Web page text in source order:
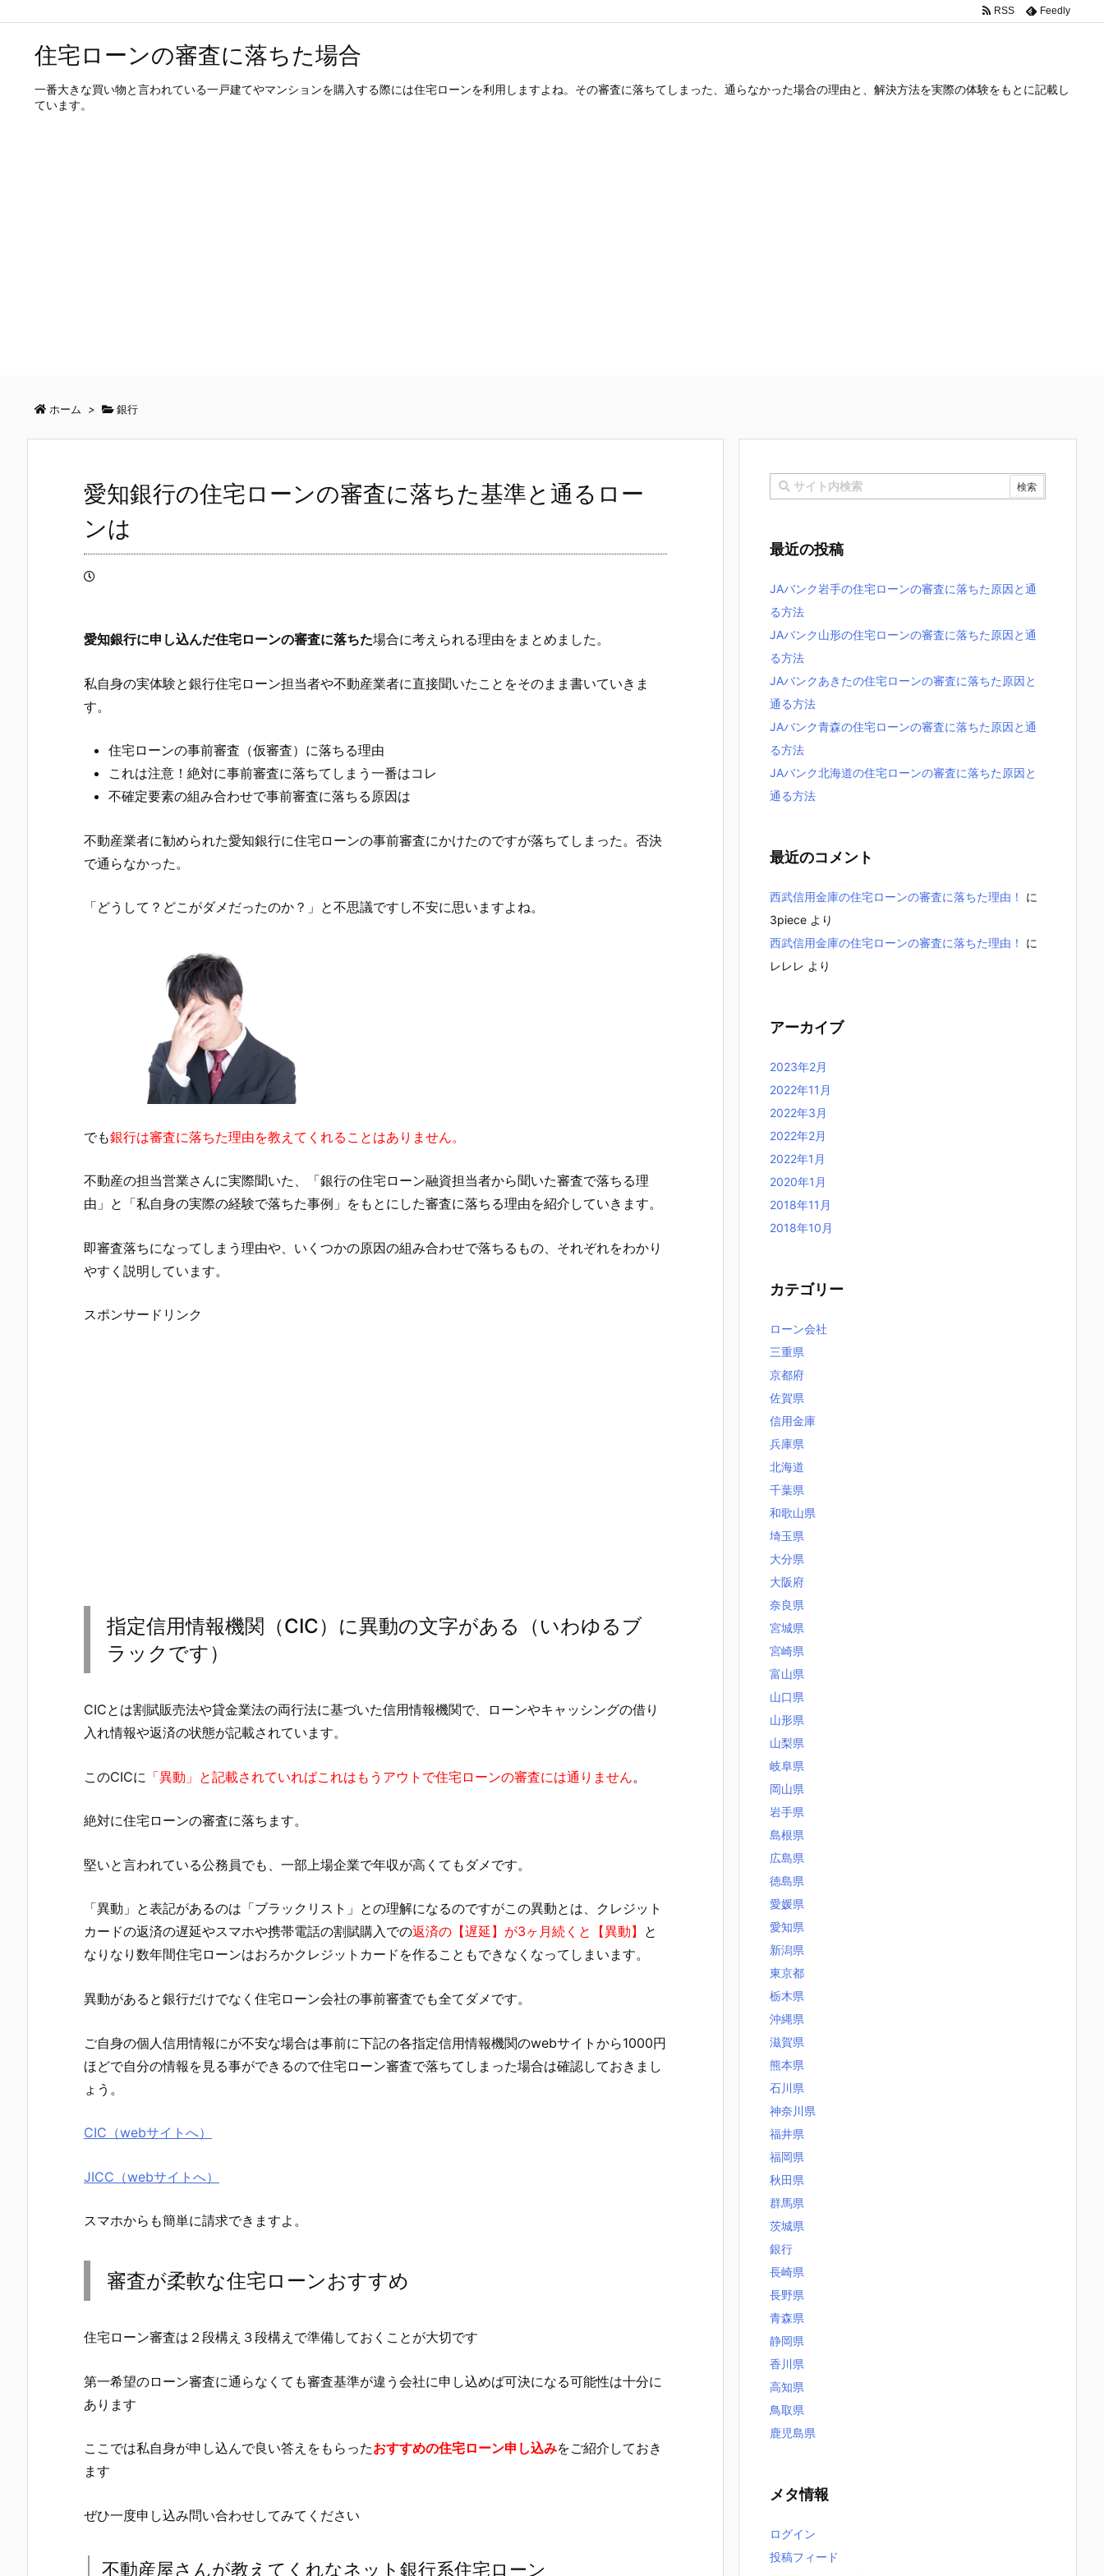
RSS Feedly
住宅ローンの審査に落ちた場合
一番大きな買い物と言われている一戸建てやマンションを購入する際には住宅ローンを利用しますよね。その審査に落ちてしまった、通らなかった場合の理由と、解決方法を実際の体験をもとに記載し
ています。
ホーム > 銀行
愛知銀行の住宅ローンの審査に落ちた基準と通るロー
ンは
愛知銀行に申し込んだ住宅ローンの審査に落ちた場合に考えられる理由をまとめました。
私自身の実体験と銀行住宅ローン担当者や不動産業者に直接聞いたことをそのまま書いていきま
す。
住宅ローンの事前審査（仮審査）に落ちる理由
これは注意！絶対に事前審査に落ちてしまう一番はコレ
不確定要素の組み合わせで事前審査に落ちる原因は
不動産業者に勧められた愛知銀行に住宅ローンの事前審査にかけたのですが落ちてしまった。否決
で通らなかった。
「どうして？どこがダメだったのか？」と不思議ですし不安に思いますよね。
でも銀行は審査に落ちた理由を教えてくれることはありません。
不動産の担当営業さんに実際聞いた、「銀行の住宅ローン融資担当者から聞いた審査で落ちる理
由」と「私自身の実際の経験で落ちた事例」をもとにした審査に落ちる理由を紹介していきます。
即審査落ちになってしまう理由や、いくつかの原因の組み合わせで落ちるもの、それぞれをわかり
やすく説明しています。
スポンサードリンク
指定信用情報機関（CIC）に異動の文字がある（いわゆるブ
ラックです）
CICとは割賦販売法や貸金業法の両行法に基づいた信用情報機関で、ローンやキャッシングの借り
入れ情報や返済の状態が記載されています。
このCICに 「異動」と記載されていればこれはもうアウトで住宅ローンの審査には通りません。
絶対に住宅ローンの審査に落ちます。
堅いと言われている公務員でも、一部上場企業で年収が高くてもダメです。
「異動」と表記があるのは「ブラックリスト」との理解になるのですがこの異動とは、クレジット
カードの返済の遅延やスマホや携帯電話の割賦購入での返済の【遅延】が3ヶ月続くと【異動】 と
なりなり数年間住宅ローンはおろかクレジットカードを作ることもできなくなってしまいます。
異動があると銀行だけでなく住宅ローン会社の事前審査でも全てダメです。
ご自身の個人信用情報にが不安な場合は事前に下記の各指定信用情報機関のwebサイトから1000円
ほどで自分の情報を見る事ができるので住宅ローン審査で落ちてしまった場合は確認しておきまし
ょう。
CIC（webサイトへ）
JICC（webサイトへ）
スマホからも簡単に請求できますよ。
審査が柔軟な住宅ローンおすすめ
住宅ローン審査は２段構え３段構えで準備しておくことが大切です
第一希望のローン審査に通らなくても審査基準が違う会社に申し込めば可決になる可能性は十分に
あります
ここでは私自身が申し込んで良い答えをもらったおすすめの住宅ローン申し込みをご紹介しておき
ます
ぜひ一度申し込み問い合わせしてみてください
不動産屋さんが教えてくれなネット銀行系住宅ローン
最近の投稿
JAバンク岩手の住宅ローンの審査に落ちた原因と通
る方法
JAバンク山形の住宅ローンの審査に落ちた原因と通
る方法
JAバンクあきたの住宅ローンの審査に落ちた原因と
通る方法
JAバンク青森の住宅ローンの審査に落ちた原因と通
る方法
JAバンク北海道の住宅ローンの審査に落ちた原因と
通る方法
最近のコメント
西武信用金庫の住宅ローンの審査に落ちた理由！
に
3piece より
西武信用金庫の住宅ローンの審査に落ちた理由！
に
レレレ より
アーカイブ
2023年2月
2022年11月
2022年3月
2022年2月
2022年1月
2020年1月
2018年11月
2018年10月
カテゴリー
ローン会社
三重県
京都府
佐賀県
信用金庫
兵庫県
北海道
千葉県
和歌山県
埼玉県
大分県
大阪府
奈良県
宮城県
宮崎県
富山県
山口県
山形県
山梨県
岐阜県
岡山県
岩手県
島根県
広島県
徳島県
愛媛県
愛知県
新潟県
東京都
栃木県
沖縄県
滋賀県
熊本県
石川県
神奈川県
福井県
福岡県
秋田県
群馬県
茨城県
銀行
長崎県
長野県
青森県
静岡県
香川県
高知県
鳥取県
鹿児島県
メタ情報
ログイン
投稿フィード